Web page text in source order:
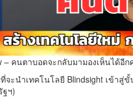
– คนตาบอดจะกลับมามองเห็นได้อี
จะนำเทคโนโลยี Blindsight เข้า
ฐฯ)